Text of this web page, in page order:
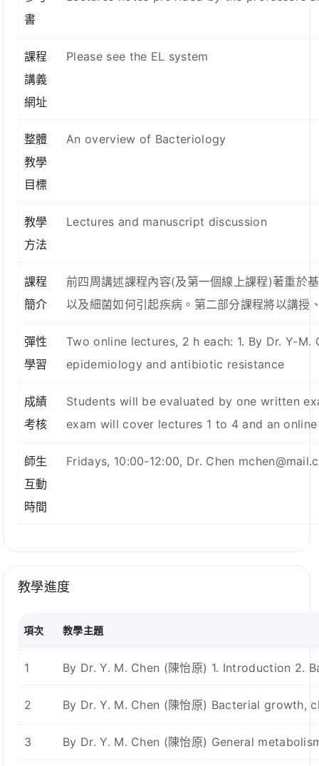
書
課程
講義
網址
Please see the EL system
整體
教學
目標
An overview of Bacteriology
教學
方法
Lectures and manuscript discussion
課程
簡介
前四周講述課程內容(及第一個線上課程)著重於
以及細菌如何引起疾病。第二部分課程將以講授
彈性
學習
Two online lectures, 2 h each: 1. By Dr. Y-
epidemiology and antibiotic resistance
成績
考核
Students will be evaluated by one written
exam will cover lectures 1 to 4 and an
師生
互動
時間
Fridays, 10:00-12:00, Dr. Chen
教學進度
項次 教學主題
1 By Dr. Y. M. Chen (陳怡原) 1. Introduction
2 By Dr. Y. M. Chen (陳怡原) Bacterial
3 By Dr. Y. M. Chen (陳怡原) General